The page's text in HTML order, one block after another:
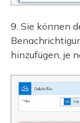
9. Sie können
hinzufügen, je